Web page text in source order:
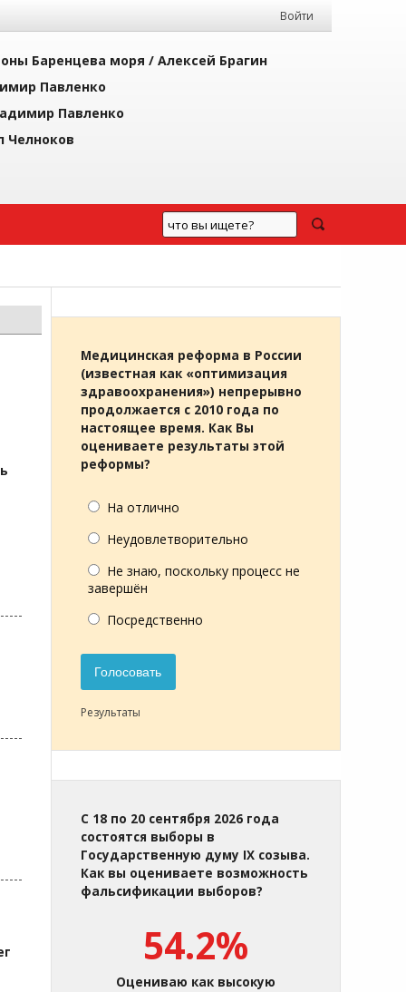
Войти
Баренцева моря / Алексей Брагин
Павленко
Павленко
Челноков
Медицинская реформа в России
(известная как «оптимизация
здравоохранения») непрерывно
продолжается с 2010 года по
настоящее время. Как Вы
оцениваете результаты этой
реформы?
На отлично
Неудовлетворительно
Не знаю, поскольку процесс не
завершён
Посредственно
Голосовать
Результаты
С 18 по 20 сентября 2026 года
состоятся выборы в
Государственную думу IX созыва.
Как вы оцениваете возможность
фальсификации выборов?
54.2%
Оцениваю как высокую